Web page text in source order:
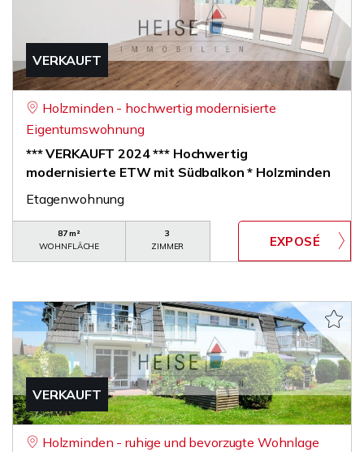
VERKAUFT
Holzminden - hochwertig modernisierte
Eigentumswohnung
*** VERKAUFT 2024 *** Hochwertig
modernisierte ETW mit Südbalkon * Holzminden
Etagenwohnung
87 m²
WOHNFLÄCHE
3
ZIMMER
VERKAUFT
Holzminden - ruhige und bevorzugte Wohnlage